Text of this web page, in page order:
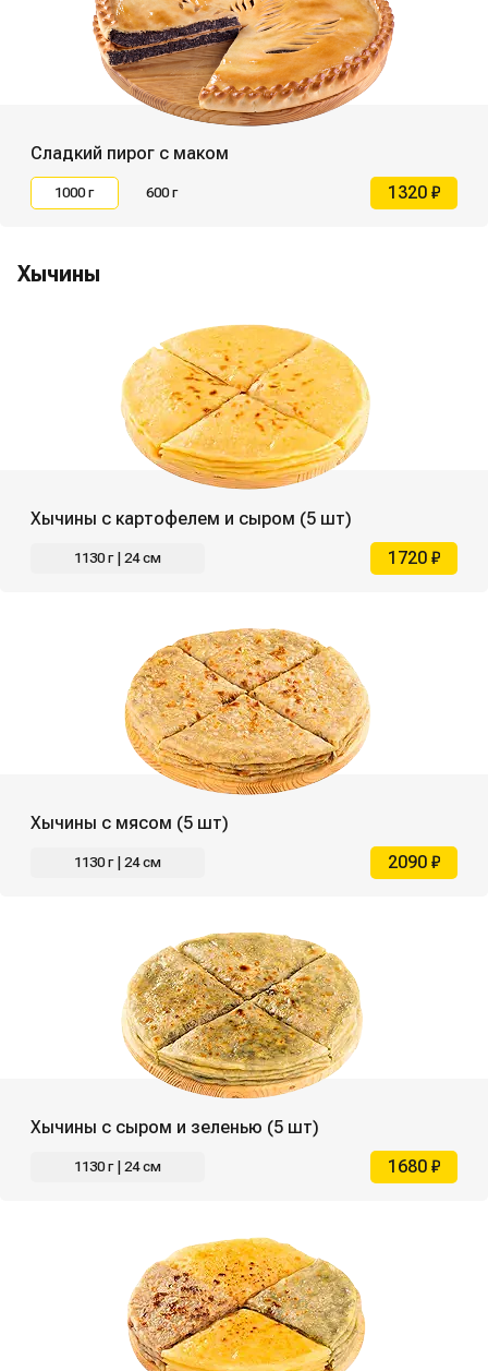
Сладкий пирог с маком
1000 г 600 г 1320 ₽
Хычины
Хычины с картофелем и сыром (5 шт)
1130 г | 24 см 1720 ₽
Хычины с мясом (5 шт)
1130 г | 24 см 2090 ₽
Хычины с сыром и зеленью (5 шт)
1130 г | 24 см 1680 ₽